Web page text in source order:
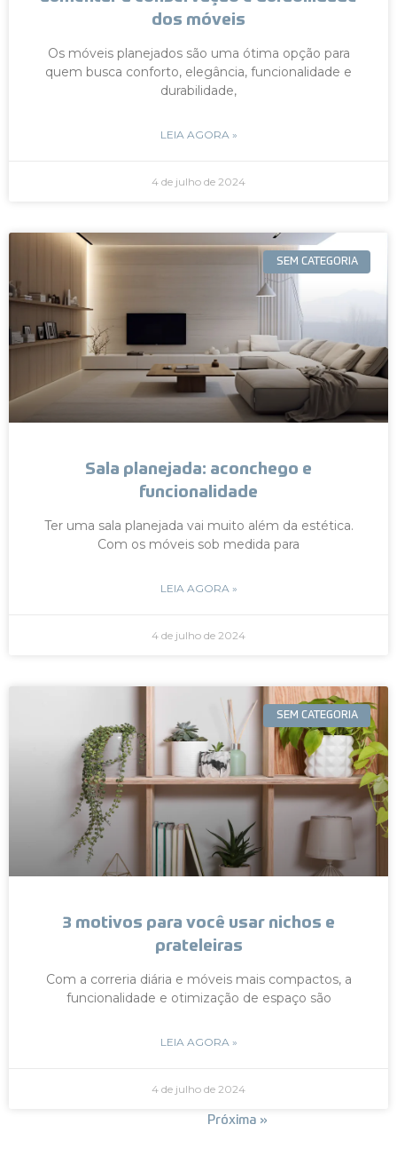
dos móveis
Os móveis planejados são uma ótima opção para
quem busca conforto, elegância, funcionalidade e
durabilidade,
LEIA AGORA »
4 de julho de 2024
SEM CATEGORIA
Sala planejada: aconchego e
funcionalidade
Ter uma sala planejada vai muito além da estética.
Com os móveis sob medida para
LEIA AGORA »
4 de julho de 2024
SEM CATEGORIA
3 motivos para você usar nichos e
prateleiras
Com a correria diária e móveis mais compactos, a
funcionalidade e otimização de espaço são
LEIA AGORA »
4 de julho de 2024
Próxima »